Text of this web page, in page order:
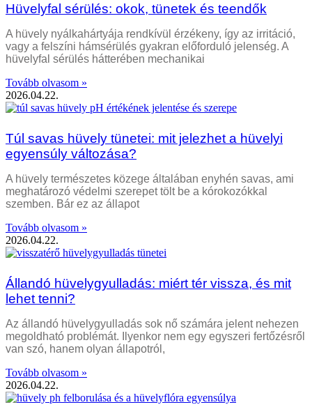
Hüvelyfal sérülés: okok, tünetek és teendők
A hüvely nyálkahártyája rendkívül érzékeny, így az irritáció,
vagy a felszíni hámsérülés gyakran előforduló jelenség. A
hüvelyfal sérülés hátterében mechanikai
Tovább olvasom »
2026.04.22.
Túl savas hüvely tünetei: mit jelezhet a hüvelyi
egyensúly változása?
A hüvely természetes közege általában enyhén savas, ami
meghatározó védelmi szerepet tölt be a kórokozókkal
szemben. Bár ez az állapot
Tovább olvasom »
2026.04.22.
Állandó hüvelygyulladás: miért tér vissza, és mit
lehet tenni?
Az állandó hüvelygyulladás sok nő számára jelent nehezen
megoldható problémát. Ilyenkor nem egy egyszeri fertőzésről
van szó, hanem olyan állapotról,
Tovább olvasom »
2026.04.22.